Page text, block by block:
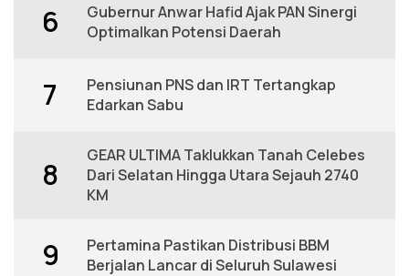
6
Gubernur Anwar Hafid Ajak PAN Sinergi
Optimalkan Potensi Daerah
7
Pensiunan PNS dan IRT Tertangkap
Edarkan Sabu
8
GEAR ULTIMA Taklukkan Tanah Celebes
Dari Selatan Hingga Utara Sejauh 2740
KM
9
Pertamina Pastikan Distribusi BBM
Berjalan Lancar di Seluruh Sulawesi